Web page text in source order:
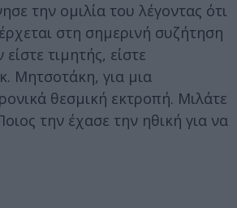
την ομιλία του λέγοντας ότι
στη σημερινή συζήτηση
τιμητής, είστε
Μητσοτάκη, για μια
θεσμική εκτροπή. Μιλάτε
την έχασε την ηθική για να